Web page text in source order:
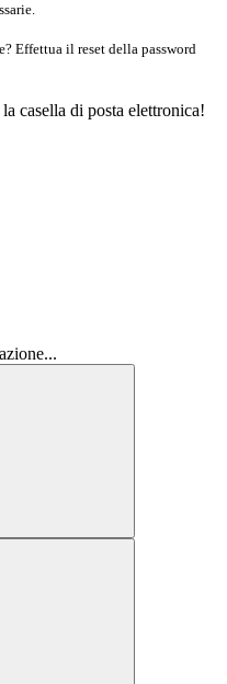
Effettua il reset della password
casella di posta elettronica!